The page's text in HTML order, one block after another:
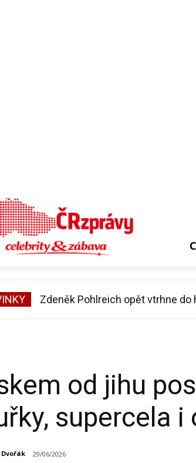
Zdeněk Pohlreich opět vtrhne do
Michal Suchánek ukázal
od jihu
supercela i
29/06/2026